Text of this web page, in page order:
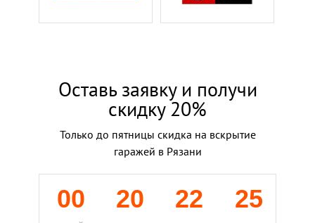
Оставь заявку и получи
скидку 20%
Только до пятницы скидка на вскрытие
гаражей в Рязани
00 20 22 24